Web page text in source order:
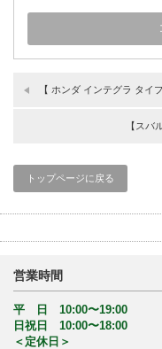
【 ホンダ インテグラ タイ
【スバ
トップページに戻る
営業時間
平 日 10:00〜19:00
日祝日 10:00〜18:00
＜定休日＞